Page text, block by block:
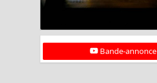
Bande-annonce